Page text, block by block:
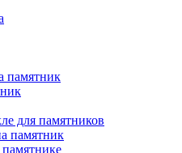
памятник
для памятников
памятник
памятнике